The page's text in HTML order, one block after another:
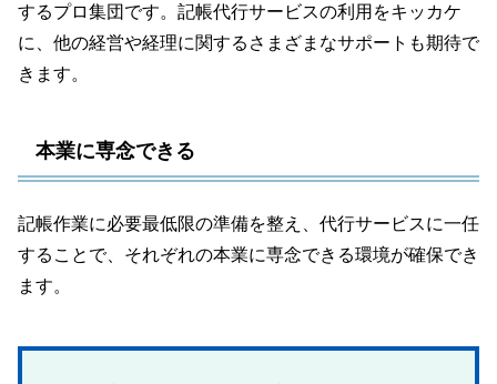
するプロ集団です。記帳代行サービスの利用をキッカケ
に、他の経営や経理に関するさまざまなサポートも期待で
きます。
本業に専念できる
記帳作業に必要最低限の準備を整え、代行サービスに一任
することで、それぞれの本業に専念できる環境が確保でき
ます。